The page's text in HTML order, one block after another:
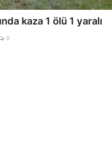
kaza 1 ölü 1 yaralı
0